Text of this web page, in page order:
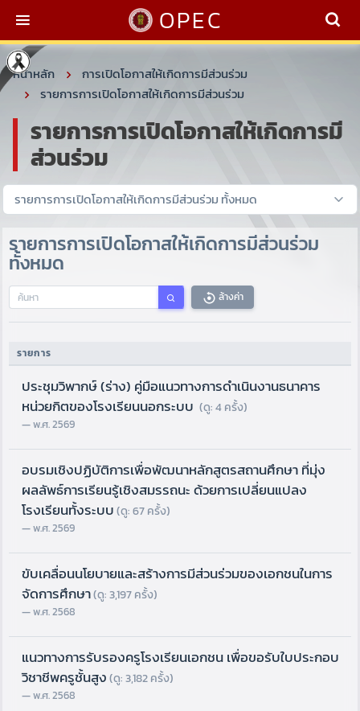
OPEC
หน้าหลัก
การเปิดโอกาสให้เกิดการมีส่วนร่วม
รายการการเปิดโอกาสให้เกิดการมีส่วนร่วม
รายการการเปิดโอกาสให้เกิดการมี
ส่วนร่วม
รายการการเปิดโอกาสให้เกิดการมีส่วนร่วม
ทั้งหมด
ล้างค่า
รายการ
ประชุมวิพากษ์ (ร่าง) คู่มือแนวทางการดำเนินงานธนาคาร
หน่วยกิตของโรงเรียนนอกระบบ (ดู: 4 ครั้ง)
พ.ศ. 2569
อบรมเชิงปฏิบัติการเพื่อพัฒนาหลักสูตรสถานศึกษา ที่มุ่ง
ผลลัพธ์การเรียนรู้เชิงสมรรถนะ ด้วยการเปลี่ยนแปลง
โรงเรียนทั้งระบบ(ดู: 67 ครั้ง)
พ.ศ. 2569
ขับเคลื่อนนโยบายและสร้างการมีส่วนร่วมของเอกชนในการ
จัดการศึกษา(ดู: 3,197 ครั้ง)
พ.ศ. 2568
แนวทางการรับรองครูโรงเรียนเอกชน เพื่อขอรับใบประกอบ
วิชาชีพครูชั้นสูง(ดู: 3,182 ครั้ง)
พ.ศ. 2568